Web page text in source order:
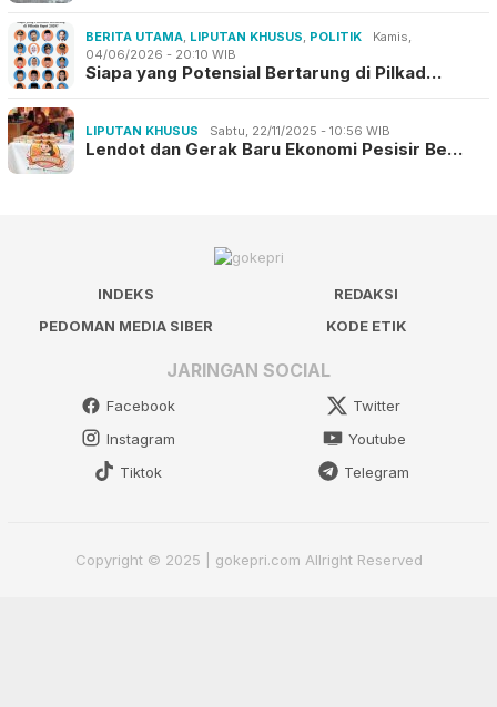
BERITA UTAMA, LIPUTAN KHUSUS, POLITIK
Kamis,
04/06/2026 - 20:10 WIB
Siapa yang Potensial Bertarung di Pilkad…
LIPUTAN KHUSUS Sabtu, 22/11/2025 - 10:56 WIB
Lendot dan Gerak Baru Ekonomi Pesisir Be…
INDEKS
REDAKSI
PEDOMAN MEDIA SIBER
KODE ETIK
JARINGAN SOCIAL
Facebook
Twitter
Instagram
Youtube
Tiktok
Telegram
Copyright © 2025 | gokepri.com Allright Reserved